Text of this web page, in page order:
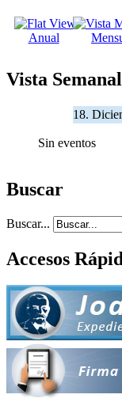
Anual
Vista Semanal
18.
Sin eventos
Buscar
Buscar...
Accesos